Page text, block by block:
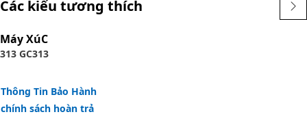
Các kiểu tương thích
Máy XúC
313 GC313
Thông Tin Bảo Hành
chính sách hoàn trả